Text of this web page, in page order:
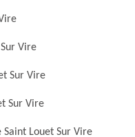
Vire
Sur Vire
Sur Vire
Louet Sur Vire